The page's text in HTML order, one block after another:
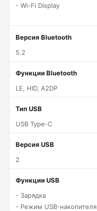
- Wi-Fi Display
Версия Bluetooth
5.2
Функции Bluetooth
LE, HID, A2DP
Тип USB
USB Type-C
Версия USB
2
Функции USB
- Зарядка
- Режим USB-накопителя